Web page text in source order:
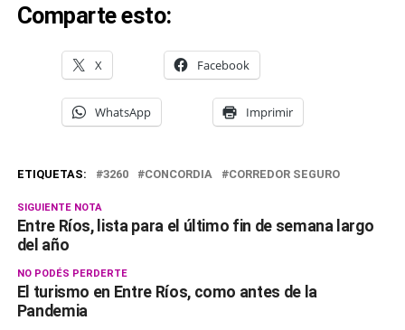
Comparte esto:
X Facebook
WhatsApp Imprimir
ETIQUETAS: 3260 CONCORDIA CORREDOR SEGURO
SIGUIENTE NOTA
Entre Ríos, lista para el último fin de semana largo
del año
NO PODÉS PERDERTE
El turismo en Entre Ríos, como antes de la
Pandemia